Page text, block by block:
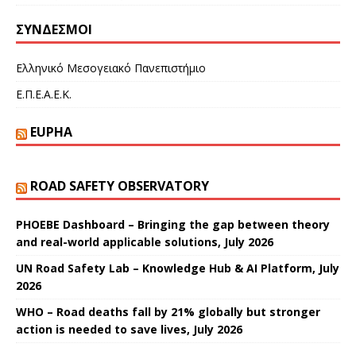
ΣΎΝΔΕΣΜΟΙ
Ελληνικό Μεσογειακό Πανεπιστήμιο
Ε.Π.Ε.Α.Ε.Κ.
EUPHA
ROAD SAFETY OBSERVATORY
PHOEBE Dashboard – Bringing the gap between theory
and real-world applicable solutions, July 2026
UN Road Safety Lab – Knowledge Hub & AI Platform, July
2026
WHO – Road deaths fall by 21% globally but stronger
action is needed to save lives, July 2026